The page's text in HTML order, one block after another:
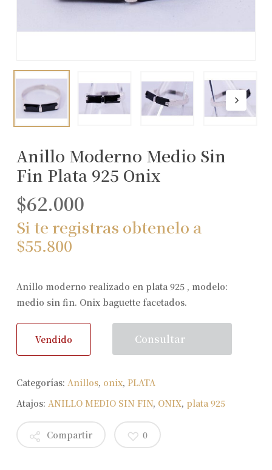
Anillo Moderno Medio Sin
Fin Plata 925 Onix
$62.000
Si te registras obtenelo a
$55.800
Anillo moderno realizado en plata 925 , modelo:
medio sin fin. Onix baguette facetados.
Vendido Consultar
Categorías: Anillos, onix, PLATA
Atajos: ANILLO MEDIO SIN FIN, ONIX, plata 925
Compartir 0